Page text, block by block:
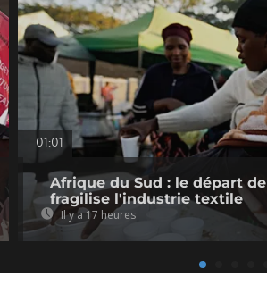
01:01
Afrique du Sud : le départ
fragilise l'industrie textile
Il y a 17 heures